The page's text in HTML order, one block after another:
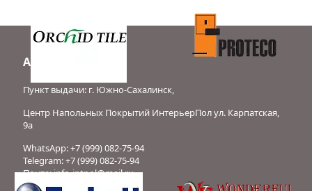
Адрес:
Пункт выдачи: г. Южно-Сахалинск,
Центр Напольных Покрытий ИнтерьерПол ул. Карпатская,
9а
WhatsApp:+7 (999) 082-75-94
Telegram:+7 (999) 082-75-94
Почта:info-intpol@mail.ru